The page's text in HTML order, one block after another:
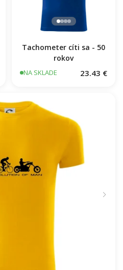
Tachometer cíti sa - 50
rokov
NA SKLADE 23.43 €